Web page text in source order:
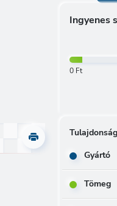
Ingyenes
0 Ft
Gyártó
Tömeg